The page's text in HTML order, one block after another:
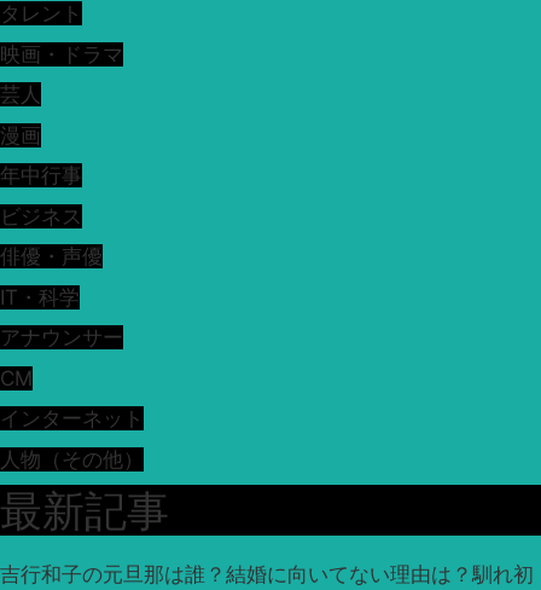
タレント
映画・ドラマ
芸人
漫画
年中行事
ビジネス
俳優・声優
IT・科学
アナウンサー
CM
インターネット
人物（その他）
最新記事
吉行和子の元旦那は誰？結婚に向いてない理由は？馴れ初